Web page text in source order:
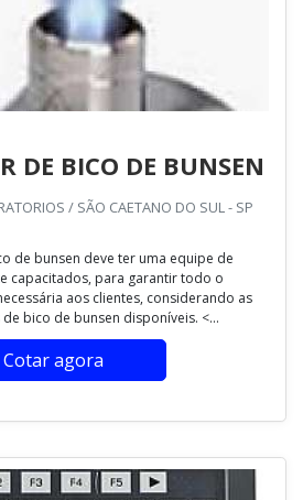
DE BICO DE BUNSEN
/ SÃO CAETANO DO SUL - SP
de bunsen deve ter uma equipe de
capacitados, para garantir todo o
aos clientes, considerando as
bico de bunsen disponíveis. <...
Cotar agora